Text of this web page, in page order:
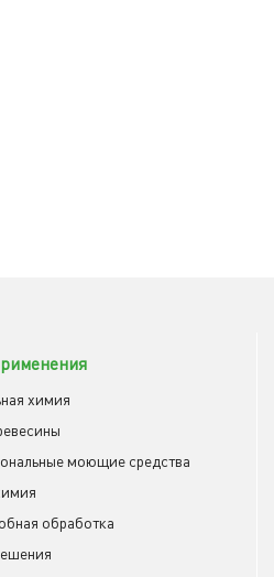
химия
моющие средства
обработка